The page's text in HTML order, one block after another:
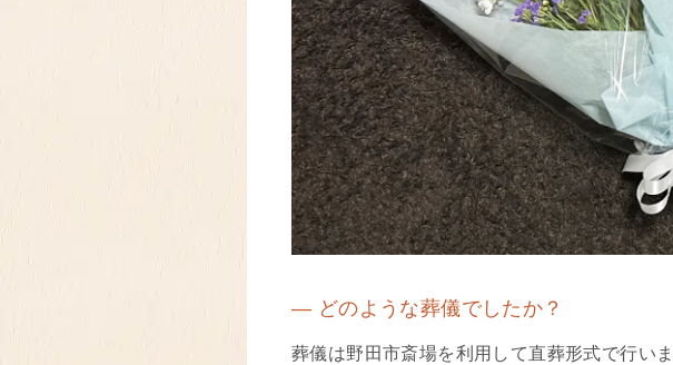
― どのような葬儀でしたか？
葬儀は野田市斎場を利用して直葬形式で行い